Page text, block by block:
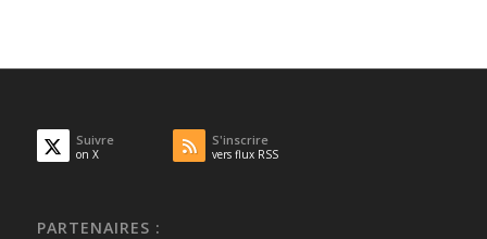
Suivre
on X
S'inscrire
vers flux RSS
PARTENAIRES :